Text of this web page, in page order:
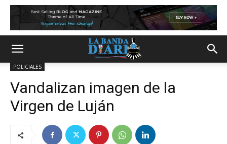
POLICIALES
Vandalizan imagen de la
Virgen de Luján